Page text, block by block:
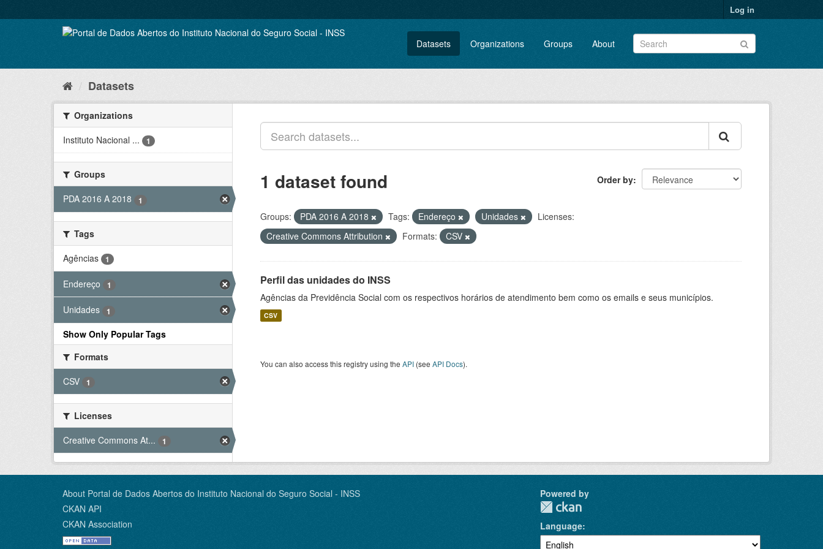
to
Log in
Datasets Organizations Groups About
Datasets
Organizations
Instituto Nacional ...
1
Groups
PDA 2016 A 2018
1
Tags
Agências
1
Endereço 1
Unidades 1
Show Only Popular Tags
Formats
CSV
1
Licenses
Creative Commons At...
1
Order by
1 dataset found
Groups: PDA 2016 A 2018 Tags: Endereço Unidades
Licenses:
Creative Commons Attribution
Formats: CSV
Perfil das unidades do INSS
Agências da Previdência Social com os respectivos horários de atendimento bem como os emails e seus municípios.
CSV
You can also access this registry using the API (see API Docs).
About Portal de Dados Abertos do Instituto Nacional do Seguro Social - INSS
CKAN API
CKAN Association
Powered by
Language